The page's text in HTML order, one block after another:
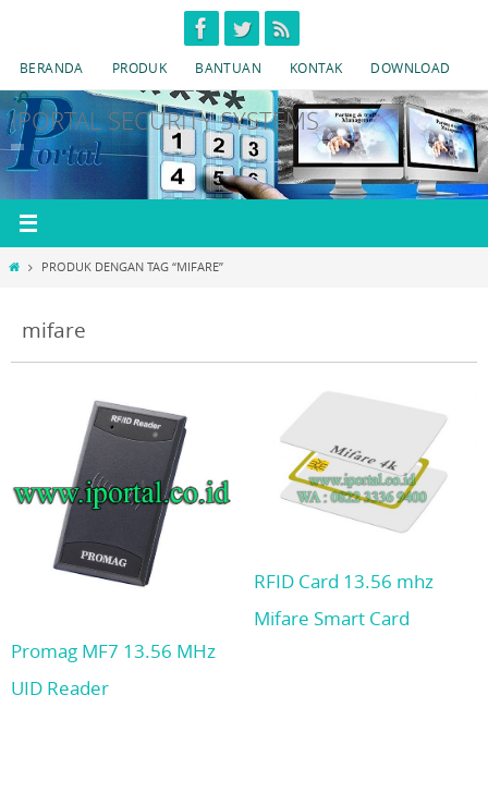
content
BERANDA PRODUK BANTUAN KONTAK DOWNLOAD
IPORTAL SECURITY SYSTEMS
HOMEPRODUK DENGAN TAG “MIFARE”
mifare
Promag MF7 13.56 MHz
UID Reader
RFID Card 13.56 mhz
Mifare Smart Card